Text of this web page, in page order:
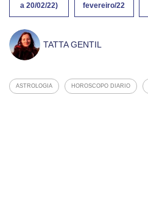
a 20/02/22)
fevereiro/22
TATTA GENTIL
ASTROLOGIA HOROSCOPO DIARIO